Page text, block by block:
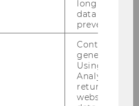
in
long as it is
data
prevented.
Contains a
generated
Using this
Analytics can
returning
website and